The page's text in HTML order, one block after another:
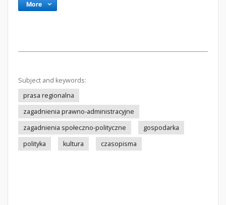
More
Subject and keywords:
prasa regionalna
zagadnienia prawno-administracyjne
zagadnienia społeczno-polityczne
gospodarka
polityka
kultura czasopisma